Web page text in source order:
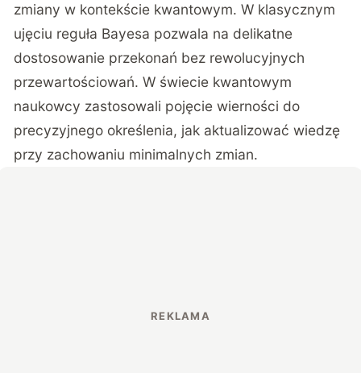
zmiany w kontekście kwantowym. W klasycznym
ujęciu reguła Bayesa pozwala na delikatne
dostosowanie przekonań bez rewolucyjnych
przewartościowań. W świecie kwantowym
naukowcy zastosowali pojęcie wierności do
precyzyjnego określenia, jak aktualizować wiedzę
przy zachowaniu minimalnych zmian.